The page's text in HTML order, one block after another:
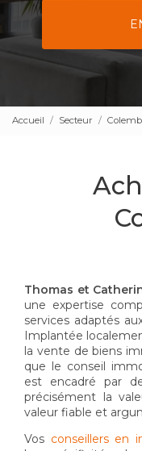
Accueil Secteur
Thomas et
une expertise
services adaptés
Implantée
la vente de biens
que le conseil
est encadré par
précisément la
valeur fiable et
Vos conseillers en